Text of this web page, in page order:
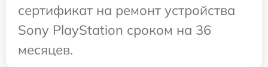
сертификат на ремонт устройства
Sony PlayStation сроком на 36
месяцев.